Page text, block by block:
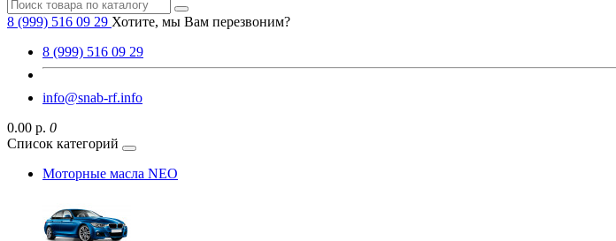
8 (999) 516 09 29 Хотите, мы Вам перезвоним?
8 (999) 516 09 29
info@snab-rf.info
0.00 р. 0
Список категорий
Моторные масла NEO